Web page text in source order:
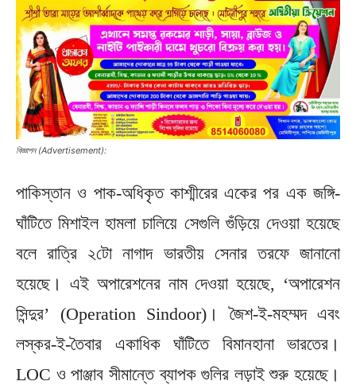
বিজ্ঞাপন (Advertisement):
পাকিস্তান ও পাক-অধিকৃত কাশ্মীরের একের পর এক জঙ্গি-
ঘাঁটিতে মিশাইল হামলা চালিয়ে সেগুলি গুঁড়িয়ে দেওয়া হয়েছে
বলে রাত্রি ২টো নাগাদ ভারতীয় সেনার তরফে জানানো
হয়েছে। এই অপারেশনের নাম দেওয়া হয়েছে, ‘অপারেশন
সিন্দুর’ (Operation Sindoor)। জৈশ-ই-মহম্মদ এবং
লস্কর-ই-তৈবার একাধিক ঘাঁটিতে বিমানহানা ভারতের।
LOC ও পাঞ্জাব সীমান্তে ব্যাপক গুলির লড়াই শুরু হয়েছে।